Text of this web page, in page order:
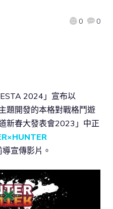
0 0
2024」宣布以
題開發的本格對戰格鬥遊
新春大發表會2023」中正
宣傳影片。